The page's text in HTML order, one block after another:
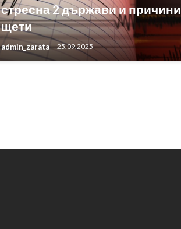
стресна 2 държави и причини
щети
admin_zarata 25.09.2025